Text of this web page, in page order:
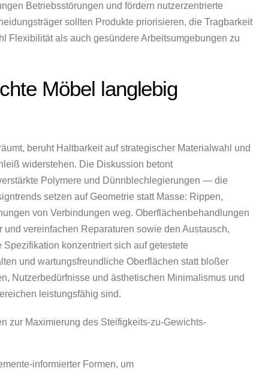
Betriebsstörungen und fördern nutzerzentrierte
sollten Produkte priorisieren, die Tragbarkeit
Flexibilität als auch gesündere Arbeitsumgebungen zu
Möbel langlebig
beruht Haltbarkeit auf strategischer Materialwahl und
widerstehen. Die Diskussion betont
Polymere und Dünnblechlegierungen — die
setzen auf Geometrie statt Masse: Rippen,
von Verbindungen weg. Oberflächenbehandlungen
vereinfachen Reparaturen sowie den Austausch,
konzentriert sich auf getestete
und wartungsfreundliche Oberflächen statt bloßer
Nutzerbedürfnisse und ästhetischen Minimalismus und
leistungsfähig sind.
zur Maximierung des Steifigkeits-zu-Gewichts-
informierter Formen, um